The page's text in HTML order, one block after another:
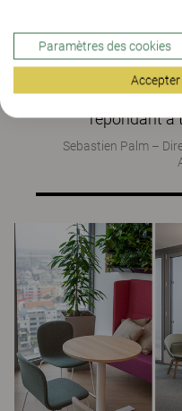
agréable et
au bien-être.
flexible et à
avons obtenu
répondant à
Sebastien Palm –
Paramètres des cookies